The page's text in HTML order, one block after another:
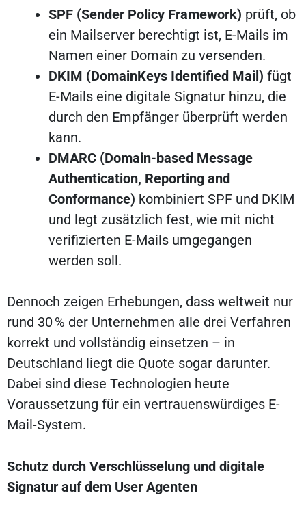
SPF (Sender Policy Framework) prüft, ob
ein Mailserver berechtigt ist, E-Mails im
Namen einer Domain zu versenden.
DKIM (DomainKeys Identified Mail) fügt
E-Mails eine digitale Signatur hinzu, die
durch den Empfänger überprüft werden
kann.
DMARC (Domain-based Message
Authentication, Reporting and
Conformance) kombiniert SPF und DKIM
und legt zusätzlich fest, wie mit nicht
verifizierten E-Mails umgegangen
werden soll.
Dennoch zeigen Erhebungen, dass weltweit nur
rund 30 % der Unternehmen alle drei Verfahren
korrekt und vollständig einsetzen – in
Deutschland liegt die Quote sogar darunter.
Dabei sind diese Technologien heute
Voraussetzung für ein vertrauenswürdiges E-
Mail-System.
Schutz durch Verschlüsselung und digitale
Signatur auf dem User Agenten